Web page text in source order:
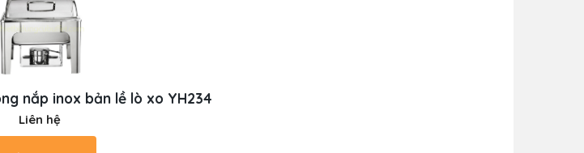
nắp inox bản lề lò xo YH234
Liên hệ